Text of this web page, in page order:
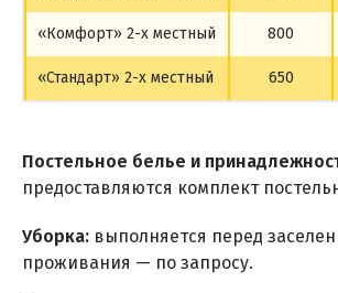
«Комфорт» 2-х местный 800
«Стандарт» 2-х местный 650
Постельное белье и
предоставляются комплект
Уборка: выполняется перед
проживания — по запросу.